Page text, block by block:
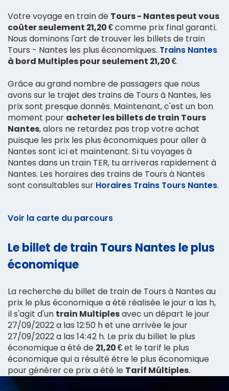
Votre voyage en train de Tours - Nantes peut vous
coûter seulement 21,20 €comme prix final garanti.
Nous dominons l'art de trouver les billets de train
Tours - Nantes les plus économiques. Trains Nantes
à bord Multiples pour seulement 21,20 €.
Grâce au grand nombre de passagers que nous
avons sur le trajet des trains de Tours à Nantes, les
prix sont presque donnés. Maintenant, c'est un bon
moment pour acheter les billets de train Tours
Nantes, alors ne retardez pas trop votre achat
puisque les prix les plus économiques pour aller à
Nantes sont ici et maintenant. Si tu voyages à
Nantes dans un train TER, tu arriveras rapidement à
Nantes. Les horaires des trains de Tours à Nantes
sont consultables sur Horaires Trains Tours Nantes.
Voir la carte du parcours
Le billet de train Tours Nantes le plus
économique
La recherche du billet de train de Tours à Nantes au
prix le plus économique a été réalisée le jour a las h,
il s'agit d'un train Multiplesavec un départ le jour
27/09/2022 a las 12:50 h et une arrivée le jour
27/09/2022 a las 14:42 h. Le prix du billet le plus
économique a été de 21,20 €et le tarif le plus
économique qui a résulté être le plus économique
pour générer ce prix a été le Tarif Múltiples.